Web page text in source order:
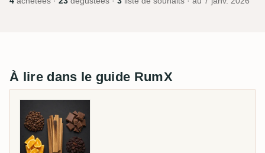
À lire dans le guide RumX